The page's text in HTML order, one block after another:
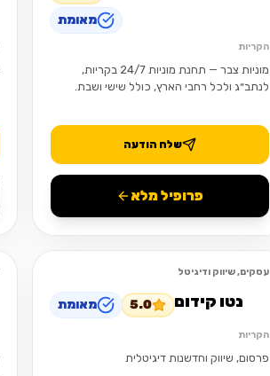
מאומת
הקריות
מוניות צבר — תחנת מוניות 24/7 בקריות,
לנתב״ג ולכל רחבי הארץ, כולל שישי ושבת.
שלח הודעה
פרופיל מלא
עסקים, שיווק ודיגיטל
נטו קידום 5.0 מאומת
הקריות
פרסום, שיווק וחדשנות דיגיטלית